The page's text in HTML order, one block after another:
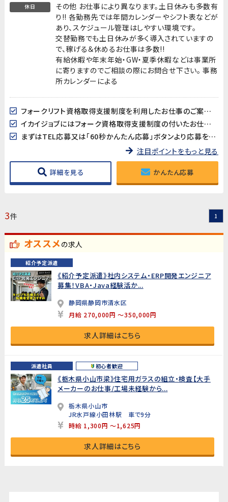
休日
その他 お仕事により異なります。土日休みも多数有
り!! 各勤務先では年間カレンダーやシフト表などが
あり、スケジュール管理はしやすい環境です。
交替勤務でも土日休みが多く導入されていますの
で、稼げる＆休めるお仕事は多数!!
有給休暇や年末年始・GW・夏季休暇などは事業所
に寄りますのでご相談の際にお問合せ下さい。 事務
所カレンダーによる
フォークリフト資格取得支援制度を利用したお仕事のご案内です。
イカイジョブにはフォーク資格取得支援制度の付いたお仕事が多数あります。
まずはTEL応募又は「60秒かんたん応募」ボタンより応募をお願いします。
注目ポイントをもっと見る
詳細を見る かんたん応募
3件 1
オススメの求人
紹介予定派遣
《紹介予定派遣》社内システム・ERP開発エンジニア
募集！VBA・Java経験活か...
静岡県静岡市清水区
月給 270,000円 ～350,000円
求人詳細はこちら
派遣社員 初心者歓迎
《栃木県小山市梁》住宅用ガラスの組立・検査【大手
メーカーのお仕事/工場未経験から...
栃木県小山市
JR水戸線小田林駅 車で9分
時給 1,300円 ～1,625円
求人詳細はこちら